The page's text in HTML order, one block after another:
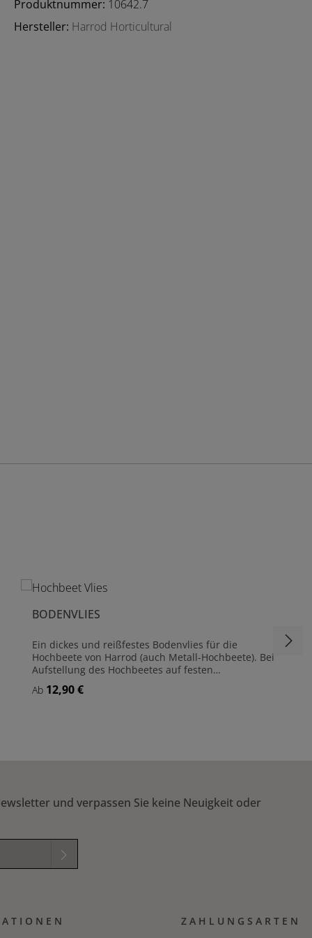
Produktnummer: 10642.7
Hersteller: Harrod Horticultural
BODENVLIES
Ein dickes und reißfestes Bodenvlies für die
Hochbeete von Harrod (auch Metall-Hochbeete). Bei
Aufstellung des Hochbeetes auf festen
Untergründen verhindert das Vlies, dass eine
größere Menge Pflanzerde aus dem Beet
Regulärer Preis:
Ab 12,90 €
und verpassen Sie keine Neuigkeit oder
gelesen undin das nachfolgende Textfeld ein. *ZAHLUNGSARTEN